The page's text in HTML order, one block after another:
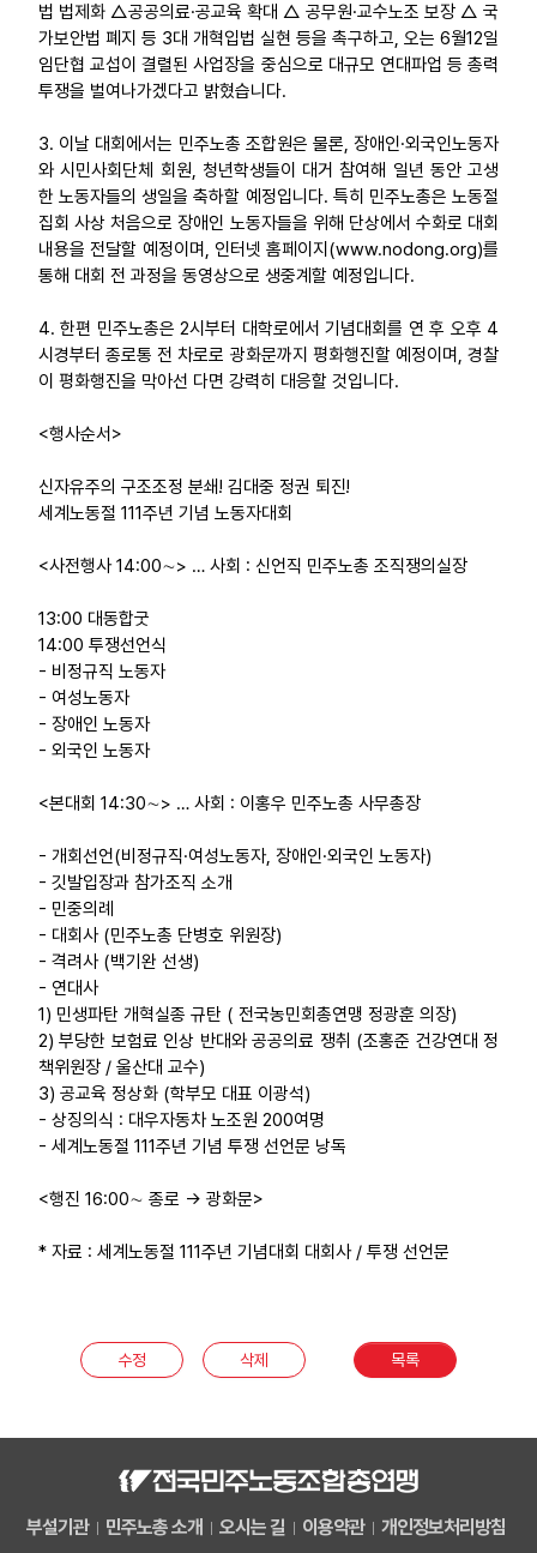
법 법제화 △공공의료·공교육 확대 △ 공무원·교수노조 보장 △ 국
가보안법 폐지 등 3대 개혁입법 실현 등을 촉구하고, 오는 6월12일
임단협 교섭이 결렬된 사업장을 중심으로 대규모 연대파업 등 총력
투쟁을 벌여나가겠다고 밝혔습니다.
3. 이날 대회에서는 민주노총 조합원은 물론, 장애인·외국인노동자
와 시민사회단체 회원, 청년학생들이 대거 참여해 일년 동안 고생
한 노동자들의 생일을 축하할 예정입니다. 특히 민주노총은 노동절
집회 사상 처음으로 장애인 노동자들을 위해 단상에서 수화로 대회
내용을 전달할 예정이며, 인터넷 홈페이지(www.nodong.org)를
통해 대회 전 과정을 동영상으로 생중계할 예정입니다.
4. 한편 민주노총은 2시부터 대학로에서 기념대회를 연 후 오후 4
시경부터 종로통 전 차로로 광화문까지 평화행진할 예정이며, 경찰
이 평화행진을 막아선 다면 강력히 대응할 것입니다.
<행사순서>
신자유주의 구조조정 분쇄! 김대중 정권 퇴진!
세계노동절 111주년 기념 노동자대회
<사전행사 14:00∼> … 사회 : 신언직 민주노총 조직쟁의실장
13:00 대동합굿
14:00 투쟁선언식
- 비정규직 노동자
- 여성노동자
- 장애인 노동자
- 외국인 노동자
<본대회 14:30∼> … 사회 : 이홍우 민주노총 사무총장
- 개회선언(비정규직·여성노동자, 장애인·외국인 노동자)
- 깃발입장과 참가조직 소개
- 민중의례
- 대회사 (민주노총 단병호 위원장)
- 격려사 (백기완 선생)
- 연대사
1) 민생파탄 개혁실종 규탄 ( 전국농민회총연맹 정광훈 의장)
2) 부당한 보험료 인상 반대와 공공의료 쟁취 (조홍준 건강연대 정
책위원장 / 울산대 교수)
3) 공교육 정상화 (학부모 대표 이광석)
- 상징의식 : 대우자동차 노조원 200여명
- 세계노동절 111주년 기념 투쟁 선언문 낭독
<행진 16:00∼ 종로 → 광화문>
* 자료 : 세계노동절 111주년 기념대회 대회사 / 투쟁 선언문
수정 삭제 목록
부설기관 민주노총 소개 오시는 길 이용약관 개인정보처리방침